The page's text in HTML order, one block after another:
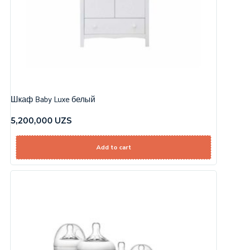
Шкаф Baby Luxe белый
5,200,000 UZS
Add to cart